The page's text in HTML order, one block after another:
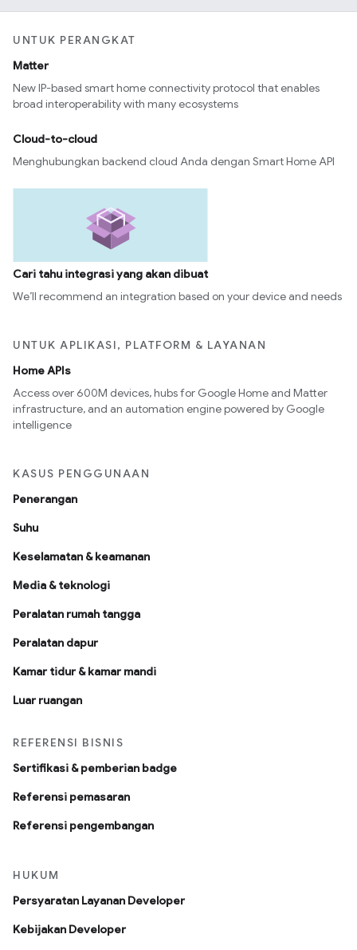
UNTUK PERANGKAT
Matter
New IP-based smart home connectivity protocol that enables
broad interoperability with many ecosystems
Cloud-to-cloud
Menghubungkan backend cloud Anda dengan Smart Home API
Cari tahu integrasi yang akan dibuat
We’ll recommend an integration based on your device and needs
UNTUK APLIKASI, PLATFORM & LAYANAN
Home APIs
Access over 600M devices, hubs for Google Home and Matter
infrastructure, and an automation engine powered by Google
intelligence
KASUS PENGGUNAAN
Penerangan
Suhu
Keselamatan & keamanan
Media & teknologi
Peralatan rumah tangga
Peralatan dapur
Kamar tidur & kamar mandi
Luar ruangan
REFERENSI BISNIS
Sertifikasi & pemberian badge
Referensi pemasaran
Referensi pengembangan
HUKUM
Persyaratan Layanan Developer
Kebijakan Developer